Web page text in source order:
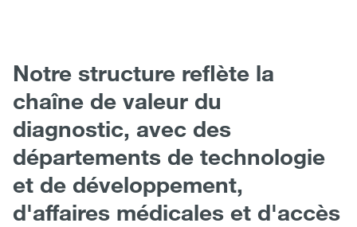
Notre structure reflète la
chaîne de valeur du
diagnostic, avec des
départements de technologie
et de développement,
d'affaires médicales et d'accès